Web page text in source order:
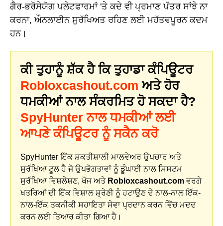
ਗੈਰ-ਭਰੋਸੇਯੋਗ ਪਲੇਟਫਾਰਮਾਂ 'ਤੇ ਕਦੇ ਵੀ ਪ੍ਰਮਾਣ ਪੱਤਰ ਸਾਂਝੇ ਨਾ
ਕਰਨਾ, ਔਨਲਾਈਨ ਸੁਰੱਖਿਅਤ ਰਹਿਣ ਲਈ ਮਹੱਤਵਪੂਰਨ ਕਦਮ
ਹਨ।
ਕੀ ਤੁਹਾਨੂੰ ਸ਼ੱਕ ਹੈ ਕਿ ਤੁਹਾਡਾ ਕੰਪਿਊਟਰ
Robloxcashout.com ਅਤੇ ਹੋਰ
ਧਮਕੀਆਂ ਨਾਲ ਸੰਕਰਮਿਤ ਹੋ ਸਕਦਾ ਹੈ?
SpyHunter ਨਾਲ ਧਮਕੀਆਂ ਲਈ
ਆਪਣੇ ਕੰਪਿਊਟਰ ਨੂੰ ਸਕੈਨ ਕਰੋ
SpyHunter ਇੱਕ ਸ਼ਕਤੀਸ਼ਾਲੀ ਮਾਲਵੇਅਰ ਉਪਚਾਰ ਅਤੇ
ਸੁਰੱਖਿਆ ਟੂਲ ਹੈ ਜੋ ਉਪਭੋਗਤਾਵਾਂ ਨੂੰ ਡੂੰਘਾਈ ਨਾਲ ਸਿਸਟਮ
ਸੁਰੱਖਿਆ ਵਿਸ਼ਲੇਸ਼ਣ, ਖੋਜ ਅਤੇ Robloxcashout.com ਵਰਗੇ
ਖਤਰਿਆਂ ਦੀ ਇੱਕ ਵਿਸ਼ਾਲ ਸ਼੍ਰੇਣੀ ਨੂੰ ਹਟਾਉਣ ਦੇ ਨਾਲ-ਨਾਲ ਇੱਕ-
ਨਾਲ-ਇੱਕ ਤਕਨੀਕੀ ਸਹਾਇਤਾ ਸੇਵਾ ਪ੍ਰਦਾਨ ਕਰਨ ਵਿੱਚ ਮਦਦ
ਕਰਨ ਲਈ ਤਿਆਰ ਕੀਤਾ ਗਿਆ ਹੈ।